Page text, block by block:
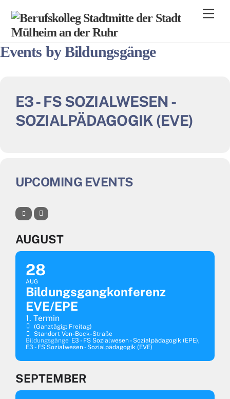
content
Events by Bildungsgänge
E3 - FS SOZIALWESEN -
SOZIALPÄDAGOGIK (EVE)
UPCOMING EVENTS
AUGUST
28
AUG
Bildungsgangkonferenz
EVE/EPE
1. Termin
(ganztägig: Freitag)
Standort Von-Bock-Straße
Bildungsgänge E3 - FS Sozialwesen - Sozialpädagogik (EPE),
E3 - FS Sozialwesen - Sozialpädagogik (EVE)
SEPTEMBER